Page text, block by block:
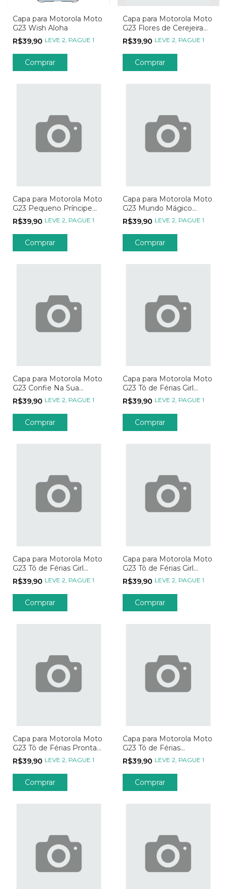
Capa para Motorola Moto
G23 Wish Aloha
R$39,90 LEVE 2, PAGUE 1
Comprar
Capa para Motorola Moto
G23 Flores de Cerejeira
com Inicial Rosa
R$39,90 LEVE 2, PAGUE 1
Comprar
Capa para Motorola Moto
G23 Pequeno Príncipe
Eternamente
Responsável Por Aquilo
que Cativas
R$39,90 LEVE 2, PAGUE 1
Comprar
Capa para Motorola Moto
G23 Mundo Mágico
Transparente
R$39,90 LEVE 2, PAGUE 1
Comprar
Capa para Motorola Moto
G23 Confie Na Sua
Jornada
R$39,90 LEVE 2, PAGUE 1
Comprar
Capa para Motorola Moto
G23 Tô de Férias Girl
Aventureira Azul
R$39,90 LEVE 2, PAGUE 1
Comprar
Capa para Motorola Moto
G23 Tô de Férias Girl
Aventureira Rosa
R$39,90 LEVE 2, PAGUE 1
Comprar
Capa para Motorola Moto
G23 Tô de Férias Girl
Aventureira Amarela
R$39,90 LEVE 2, PAGUE 1
Comprar
Capa para Motorola Moto
G23 Tô de Férias Pronta
pra Viagem
R$39,90 LEVE 2, PAGUE 1
Comprar
Capa para Motorola Moto
G23 Tô de Férias
Aventuras pelo Mundo
R$39,90 LEVE 2, PAGUE 1
Comprar